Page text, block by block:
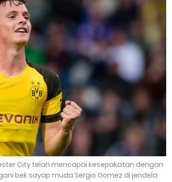
City telah mencapai kesepakatan dengan
bek sayap muda Sergio Gomez di jendela